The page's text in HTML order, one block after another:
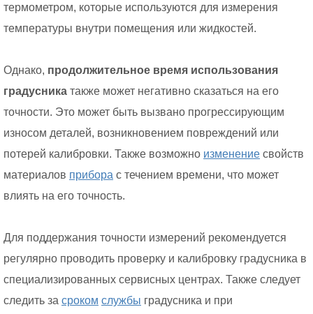
термометром, которые используются для измерения
температуры внутри помещения или жидкостей.
Однако, продолжительное время использования
градусника также может негативно сказаться на его
точности. Это может быть вызвано прогрессирующим
износом деталей, возникновением повреждений или
потерей калибровки. Также возможно изменение свойств
материалов прибора с течением времени, что может
влиять на его точность.
Для поддержания точности измерений рекомендуется
регулярно проводить проверку и калибровку градусника в
специализированных сервисных центрах. Также следует
следить за сроком службы градусника и при